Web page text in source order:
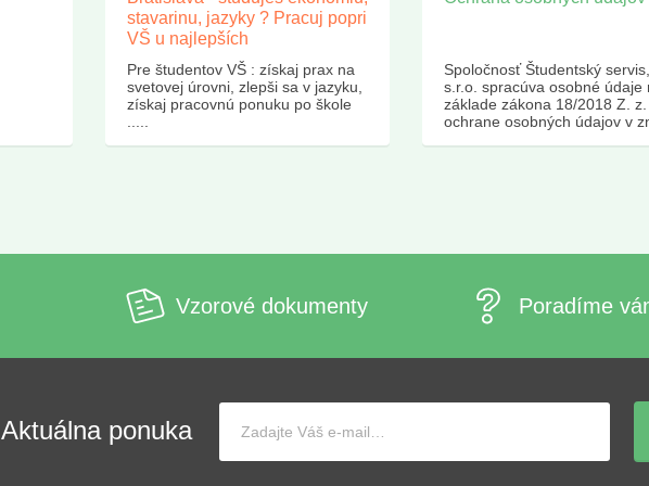
stavarinu, jazyky ? Pracuj popri
VŠ u najlepších
Pre študentov VŠ : získaj prax na
svetovej úrovni, zlepši sa v jazyku,
získaj pracovnú ponuku po škole
Spoločnosť Študentský servis,
s.r.o. spracúva osobné údaje
základe zákona 18/2018 Z.
ochrane osobných údajov v
Vzorové dokumenty Poradíme
Aktuálna ponuka